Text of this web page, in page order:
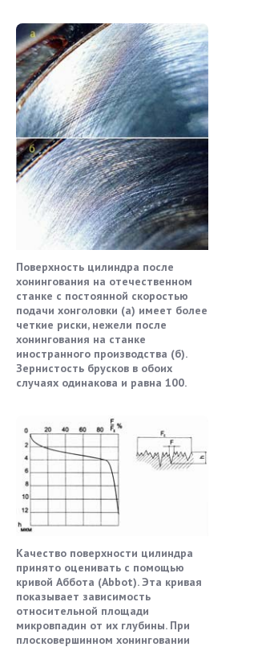
Поверхность цилиндра после
хонингования на отечественном
станке с постоянной скоростью
подачи хонголовки (а) имеет более
четкие риски, нежели после
хонингования на станке
иностранного производства (б).
Зернистость брусков в обоих
случаях одинакова и равна 100.
Качество поверхности цилиндра
принято оценивать с помощью
кривой Аббота (Abbot). Эта кривая
показывает зависимость
относительной площади
микровпадин от их глубины. При
плосковершинном хонинговании